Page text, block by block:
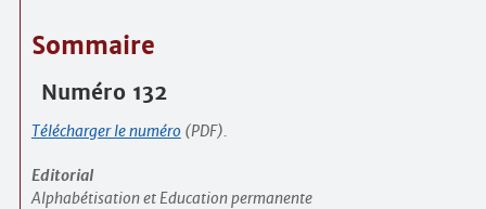
Sommaire
Numéro 132
Télécharger le numéro (PDF).
Editorial
Alphabétisation et Education permanente